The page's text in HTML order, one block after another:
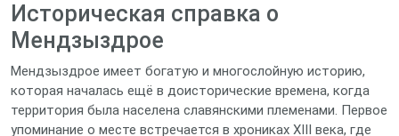
Историческая справка о
Мендзыздрое
Мендзыздрое имеет богатую и многослойную историю,
которая началась ещё в доисторические времена, когда
территория была населена славянскими племенами. Первое
упоминание о месте встречается в хрониках XIII века, где